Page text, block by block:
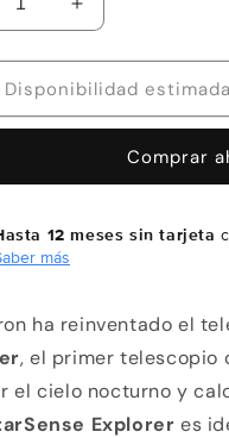
Aumentar
cantidad
para
Telescopio
StarSense
127AZ
Comprar
12 meses sin tarjeta
más
ha reinventado el
, el primer telescopio
el cielo nocturno y
Explorer es